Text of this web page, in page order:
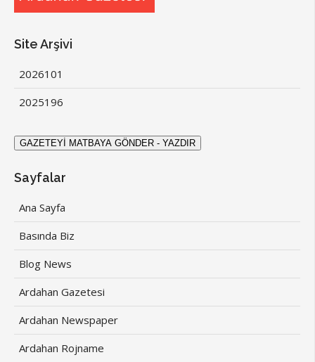
Site Arşivi
2026101
2025196
Sayfalar
Ana Sayfa
Basında Biz
Blog News
Ardahan Gazetesi
Ardahan Newspaper
Ardahan Rojname